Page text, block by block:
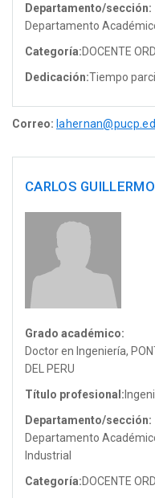
Departamento/sección:
Departamento
Categoría:DOCENTE
Dedicación:Tiempo
Correo:
CARLOS
Grado académico:
Doctor en Ingeniería,
DEL PERU
Título profesional:
Departamento/sección:
Departamento
Industrial
Categoría:DOCENTE